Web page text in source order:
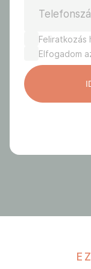
Feliratkozás
Elfogadom